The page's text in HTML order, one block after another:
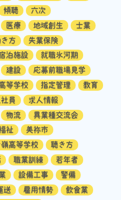
傾聴
六次
医療 地域創生
士業
方
失業保険
泊施設
就職氷河期
建設
応募前職場見学
等学校 指定管理
教育
員
求人情報
物流
異業種交流会
祉
美祢市
高等学校
聴き方
職業訓練
若年者
設備工事
警備
送 雇用情勢
飲食業